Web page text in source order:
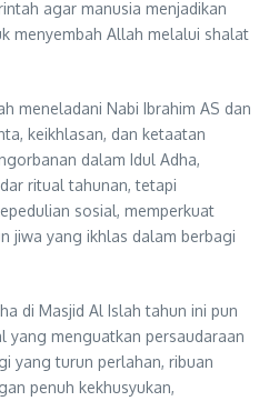
menyembah Allah melalui shalat
meneladani Nabi Ibrahim AS dan
keikhlasan, dan ketaatan
dalam Idul Adha,
ritual tahunan, tetapi
sosial, memperkuat
jiwa yang ikhlas dalam berbagi
di Masjid Al Islah tahun ini pun
yang menguatkan persaudaraan
yang turun perlahan, ribuan
penuh kekhusyukan,